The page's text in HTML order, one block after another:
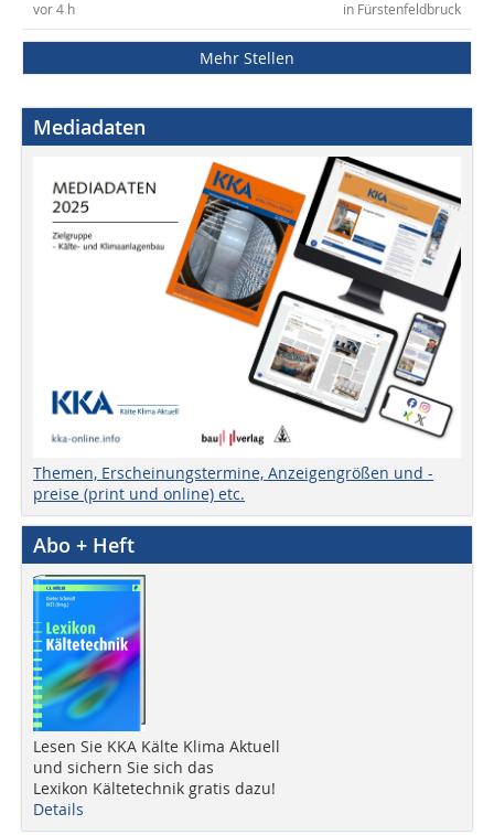
in Fürstenfeldbruck
vor 4 h
Mehr Stellen
Mediadaten
Themen, Erscheinungstermine, Anzeigengrößen und -
preise (print und online) etc.
Abo + Heft
Lesen Sie KKA Kälte Klima Aktuell
und sichern Sie sich das
Lexikon Kältetechnik gratis dazu!
Details